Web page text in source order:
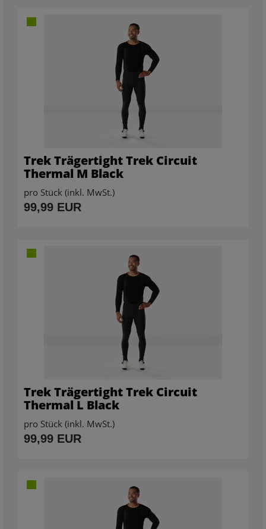
Trek Trägertight Trek Circuit
Thermal M Black
pro Stück (inkl. MwSt.)
99,99 EUR
Trek Trägertight Trek Circuit
Thermal L Black
pro Stück (inkl. MwSt.)
99,99 EUR